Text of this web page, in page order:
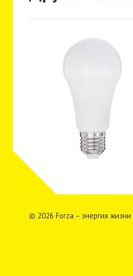
© 2026 Forza – энергия жизни